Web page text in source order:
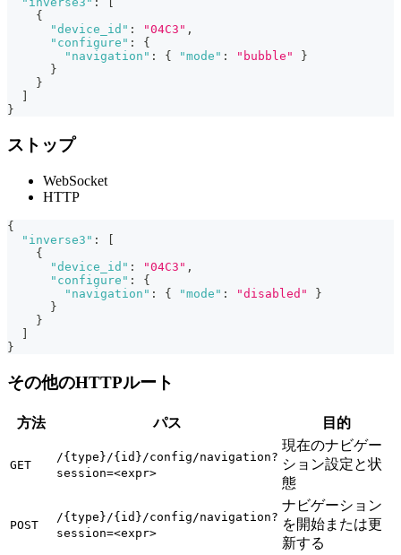
{
"device_id" : "04C3" ,
"configure" :
{
"navigation" : { "mode" : "bubble"
}
}
}
}
ストップ
WebSocket
HTTP
{
"inverse3" :
{
"device_id" : "04C3" ,
"configure" :
{
"navigation" : { "mode" : "disabled"
}
}
}
}
その他のHTTPルート
方法 パス 目的
GET
/{type}/{id}/config/navigation?
session=<expr>
現在のナビゲー
ション設定と状
態
POST
/{type}/{id}/config/navigation?
session=<expr>
ナビゲーション
を開始または更
新する